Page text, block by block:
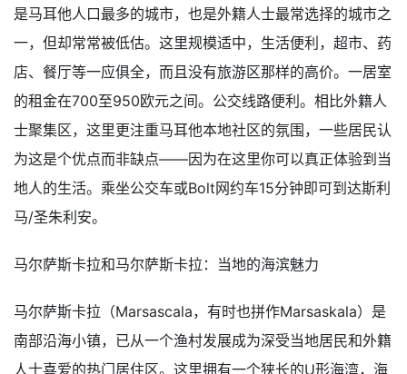
是马耳他人口最多的城市，也是外籍人士最常选择的城市之
一，但却常常被低估。这里规模适中，生活便利，超市、药
店、餐厅等一应俱全，而且没有旅游区那样的高价。一居室
的租金在700至950欧元之间。公交线路便利。相比外籍人
士聚集区，这里更注重马耳他本地社区的氛围，一些居民认
为这是个优点而非缺点——因为在这里你可以真正体验到当
地人的生活。乘坐公交车或Bolt网约车15分钟即可到达斯利
马/圣朱利安。
马尔萨斯卡拉和马尔萨斯卡拉：当地的海滨魅力
马尔萨斯卡拉（Marsascala，有时也拼作Marsaskala）是
南部沿海小镇，已从一个渔村发展成为深受当地居民和外籍
人士喜爱的热门居住区。这里拥有一个狭长的U形海湾，海